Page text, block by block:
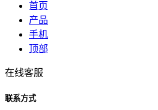
首页
产品
手机
顶部
在线客服
联系方式